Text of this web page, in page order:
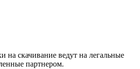
на скачивание ведут на легальные
партнером.